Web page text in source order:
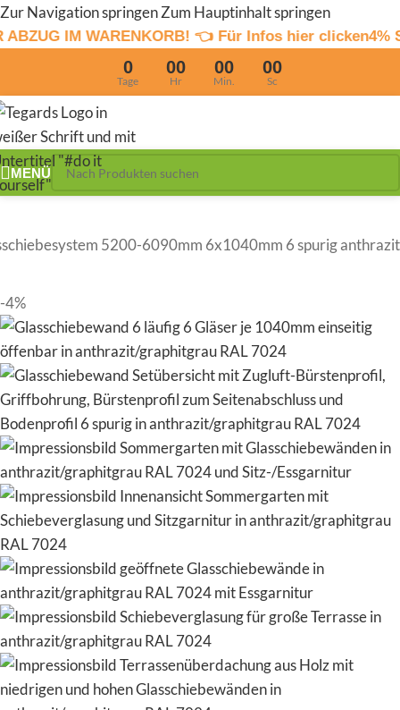
Zur Navigation springenZum Hauptinhalt springen
👈 Für Infos hier clicken4%
0
Tage
00
Hr
00
Min.
00
Sc
MENÜ
5200-6090mm 6x1040mm 6 spurig anthrazit
-4%